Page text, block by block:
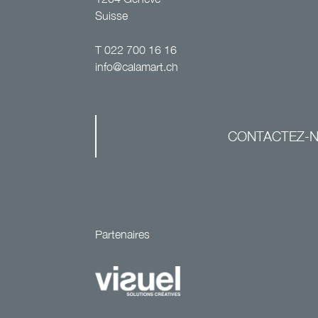
Suisse
T022 700 16 16
info@calamart.ch
CONTACTEZ-
Partenaires